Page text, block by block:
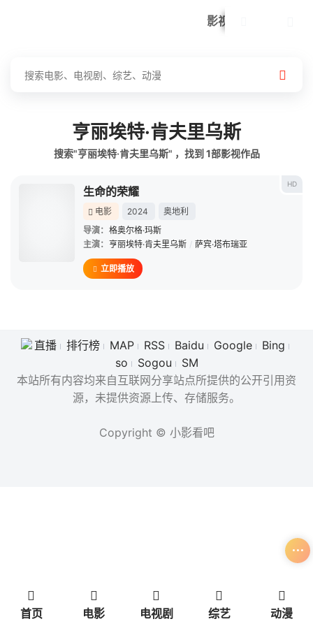
影视
亨丽埃特·肯夫里乌斯
搜索"亨丽埃特·肯夫里乌斯" ，找到 1部影视作品
HD
生命的荣耀
电影 2024
奥地利
导演： 格奥尔格·玛斯
主演： 亨丽埃特·肯夫里乌斯 / 萨宾·塔布瑞亚
立即播放
直播 排行榜 MAP RSS Baidu Google
Bing
so
Sogou
SM
本站所有内容均来自互联网分享站点所提供的公开引用资
源，未提供资源上传、存储服务。
Copyright © 小影看吧
首页 电影 电视剧 综艺 动漫